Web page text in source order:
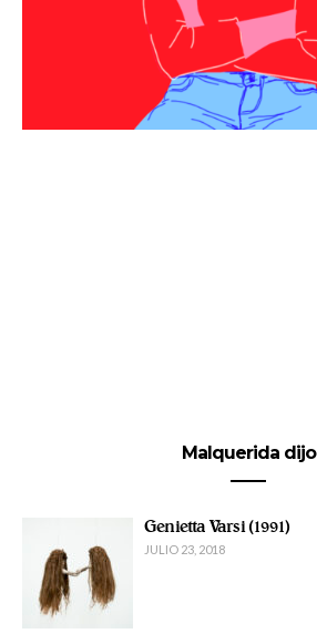
Malquerida dijo
Genietta Varsi (1991)
JULIO 23, 2018